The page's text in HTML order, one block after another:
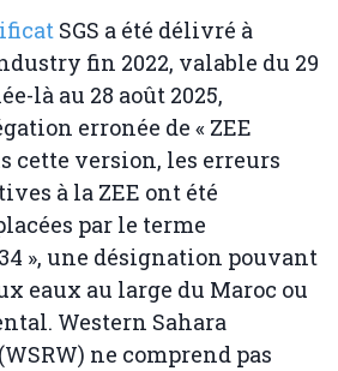
SGS a été délivré à
fin 2022, valable du 29
là au 28 août 2025,
erronée de « ZEE
cette version, les erreurs
à la ZEE ont été
par le terme
», une désignation pouvant
eaux au large du Maroc ou
Western Sahara
ne comprend pas